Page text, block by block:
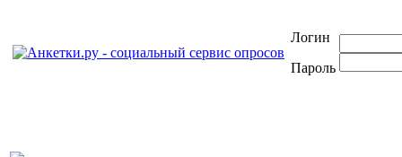
Логин
Пароль